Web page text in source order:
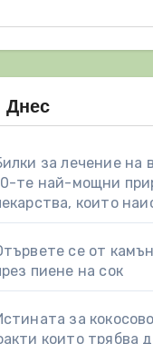
Днес
за лечение на
те най-мощни
които
се от
пиене на сок
за
които трябва